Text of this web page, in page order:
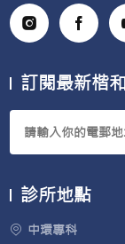
訂閱最新楷
診所地點
中環專科